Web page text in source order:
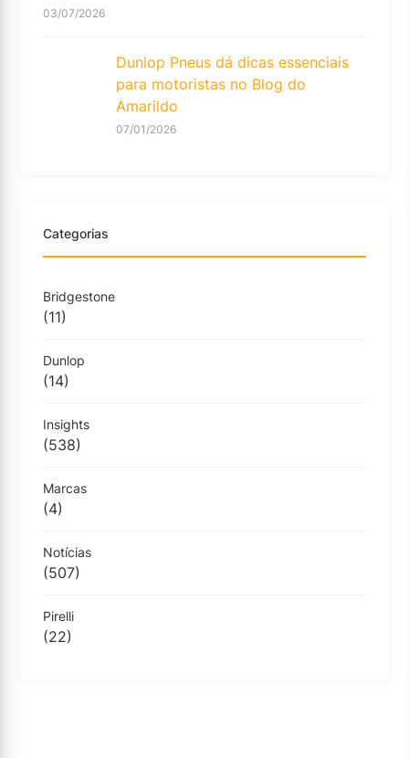
03/07/2026
Dunlop Pneus dá dicas essenciais
para motoristas no Blog do
Amarildo
07/01/2026
Categorias
Bridgestone
(11)
Dunlop
(14)
Insights
(538)
Marcas
(4)
Notícias
(507)
Pirelli
(22)